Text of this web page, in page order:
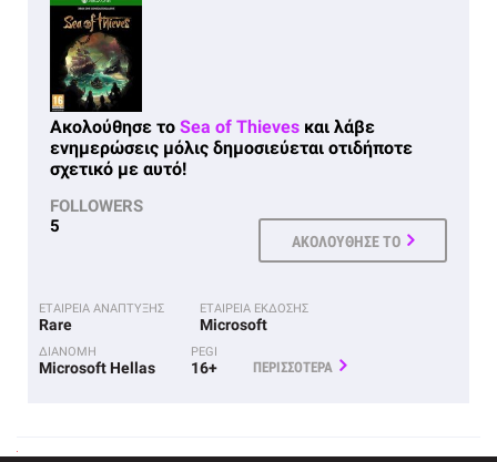
Ακολούθησε το Sea of Thieves και λάβε
ενημερώσεις μόλις δημοσιεύεται οτιδήποτε
σχετικό με αυτό!
FOLLOWERS
5
ΑΚΟΛΟΥΘΗΣΕ ΤΟ
ΕΤΑΙΡΕΙΑ ΑΝΑΠΤΥΞΗΣ
Rare
ΕΤΑΙΡΕΙΑ ΕΚΔΟΣΗΣ
Microsoft
ΔΙΑΝΟΜΗ
Microsoft Hellas
PEGI
16+ ΠΕΡΙΣΣΟΤΕΡΑ